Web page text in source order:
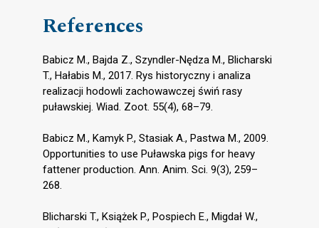
References
Babicz M., Bajda Z., Szyndler-Nędza M., Blicharski
T., Hałabis M., 2017. Rys historyczny i analiza
realizacji hodowli zachowawczej świń rasy
puławskiej. Wiad. Zoot. 55(4), 68–79.
Babicz M., Kamyk P., Stasiak A., Pastwa M., 2009.
Opportunities to use Puławska pigs for heavy
fattener production. Ann. Anim. Sci. 9(3), 259–
268.
Blicharski T., Książek P., Pospiech E., Migdał W.,